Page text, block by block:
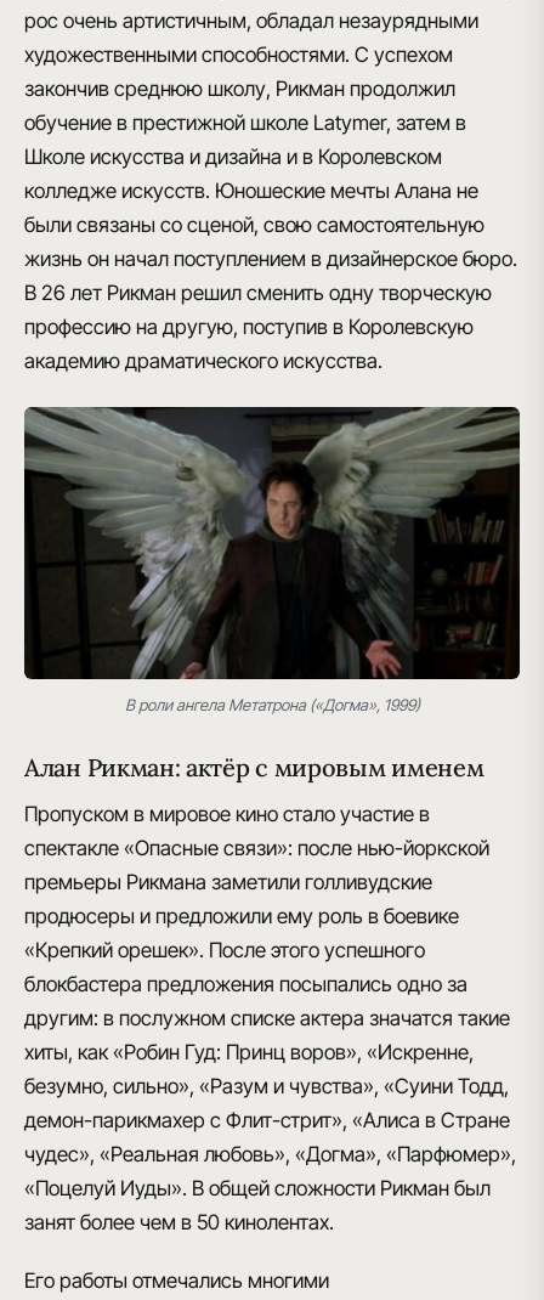
рос очень артистичным, обладал незаурядными
художественными способностями. С успехом
закончив среднюю школу, Рикман продолжил
обучение в престижной школе Latymer, затем в
Школе искусства и дизайна и в Королевском
колледже искусств. Юношеские мечты Алана не
были связаны со сценой, свою самостоятельную
жизнь он начал поступлением в дизайнерское бюро.
В 26 лет Рикман решил сменить одну творческую
профессию на другую, поступив в Королевскую
академию драматического искусства.
В роли ангела Метатрона («Догма», 1999)
Алан Рикман: актёр с мировым именем
Пропуском в мировое кино стало участие в
спектакле «Опасные связи»: после нью-йоркской
премьеры Рикмана заметили голливудские
продюсеры и предложили ему роль в боевике
«Крепкий орешек». После этого успешного
блокбастера предложения посыпались одно за
другим: в послужном списке актера значатся такие
хиты, как «Робин Гуд: Принц воров», «Искренне,
безумно, сильно», «Разум и чувства», «Суини Тодд,
демон-парикмахер с Флит-стрит», «Алиса в Стране
чудес», «Реальная любовь», «Догма», «Парфюмер»,
«Поцелуй Иуды». В общей сложности Рикман был
занят более чем в 50 кинолентах.
Его работы отмечались многими